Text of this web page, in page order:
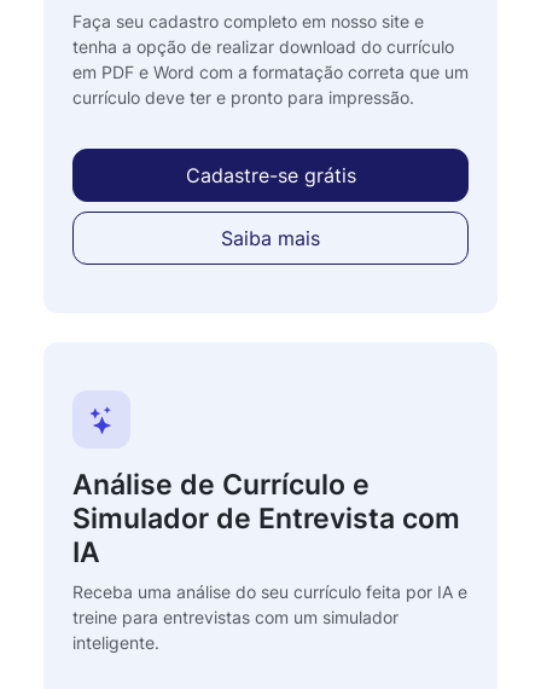
Faça seu cadastro completo em nosso site e
tenha a opção de realizar download do currículo
em PDF e Word com a formatação correta que um
currículo deve ter e pronto para impressão.
Cadastre-se grátis
Saiba mais
Análise de Currículo e
Simulador de Entrevista com
IA
Receba uma análise do seu currículo feita por IA e
treine para entrevistas com um simulador
inteligente.